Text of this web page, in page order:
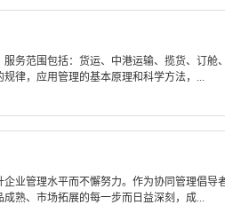
务范围包括：货运、中港运输、揽货、订舱
律，应用管理的基本原理和科学方法，...
业管理水平而不懈努力。作为协同管理倡导
熟、市场拓展的每一步而日益深刻，成...